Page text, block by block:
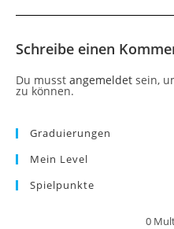
Schreibe einen
Du musst angemeldet sein,
zu können.
Graduierungen
Mein Level
Spielpunkte
0